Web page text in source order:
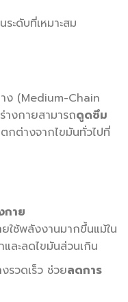
ระดับที่เหมาะสม
ง (Medium-Chain
งกายสามารถดูดซึม
กต่างจากไขมันทั่วไปที่
กาย
ใช้พลังงานมากขึ้นแม้ใน
ละลดไขมันส่วนเกิน
รวดเร็ว ช่วยลดการ